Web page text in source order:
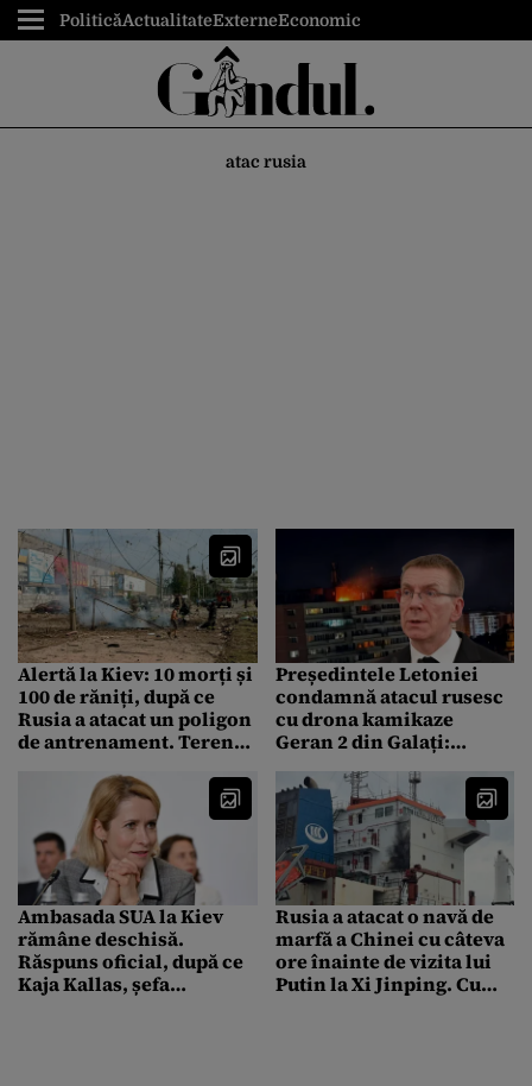
PoliticăActualitateExterneEconomic
atac rusia
Alertă la Kiev: 10 morți și
100 de răniți, după ce
Rusia a atacat un poligon
de antrenament. Terenul
Președintele Letoniei
condamnă atacul rusesc
cu drona kamikaze
Geran 2 din Galați:
solidari cu România”
Ambasada SUA la Kiev
rămâne deschisă.
Răspuns oficial, după ce
Kaja Kallas, șefa
Rusia a atacat o navă de
marfă a Chinei cu câteva
ore înainte de vizita lui
Putin la Xi Jinping. Cum